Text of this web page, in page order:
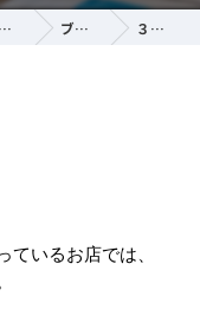
小売業のコンサルティングならサクラ経営研究所 ブログ ３万客
ているお店では、